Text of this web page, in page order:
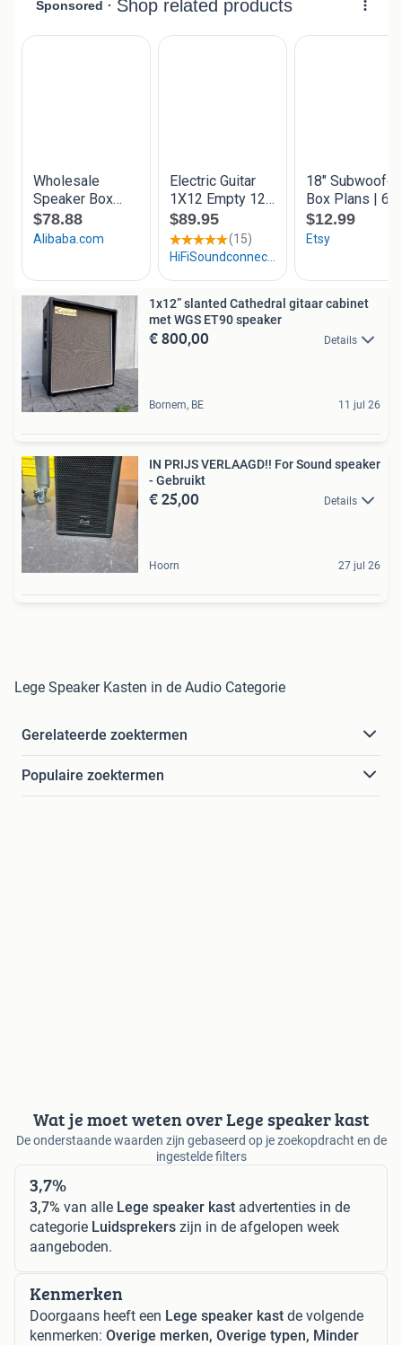
1x12” slanted Cathedral gitaar cabinet
met WGS ET90 speaker
€ 800,00 Details
Bornem, BE 11 jul 26
IN PRIJS VERLAAGD!! For Sound speaker
- Gebruikt
€ 25,00 Details
Hoorn 27 jul 26
Lege Speaker Kasten in de Audio Categorie
Gerelateerde zoektermen
Populaire zoektermen
Wat je moet weten over Lege speaker kast
De onderstaande waarden zijn gebaseerd op je zoekopdracht en de
ingestelde filters
3,7%
3,7% van alle Lege speaker kast advertenties in de
categorie Luidsprekers zijn in de afgelopen week
aangeboden.
Kenmerken
Doorgaans heeft een Lege speaker kast de volgende
kenmerken: Overige merken, Overige typen, Minder